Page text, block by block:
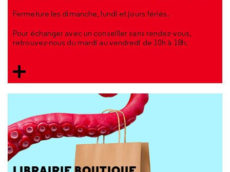
Fermeture les dimanche, lundi et jours fériés.
Pour échanger avec un conseiller sans rendez-vous,
retrouvez-nous du mardi au vendredi de 10h à 18h.